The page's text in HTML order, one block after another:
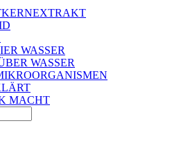
WASSER
WASSER
MACHT